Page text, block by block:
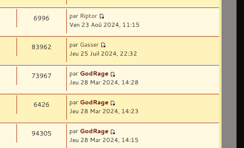
6996 par Riptor
Ven 23 Aoû 2024, 11:15
83962 par Gasser
Jeu 25 Juil 2024, 22:32
73967 par GodRage
Jeu 28 Mar 2024, 14:28
6426 par GodRage
Jeu 28 Mar 2024, 14:23
94305 par GodRage
Jeu 28 Mar 2024, 14:15